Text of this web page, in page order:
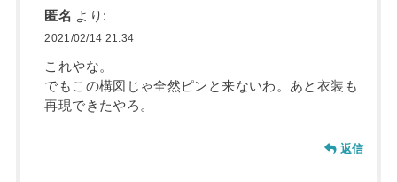
匿名 より:
2021/02/14 21:34
これやな。
でもこの構図じゃ全然ピンと来ないわ。あと衣装も
再現できたやろ。
返信